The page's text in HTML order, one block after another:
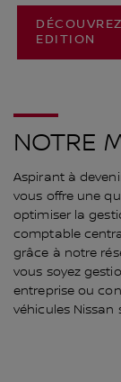
EDITION
NOTRE
Aspirant à
vous offre une
optimiser la
comptable
grâce à notre
vous soyez
entreprise ou
véhicules Nissan